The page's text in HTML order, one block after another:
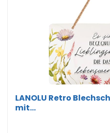
LANOLU Retro
mit...